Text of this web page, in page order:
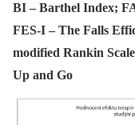
BI – Barthel Index;
FES-I – The Falls
modified Rankin
Up and Go